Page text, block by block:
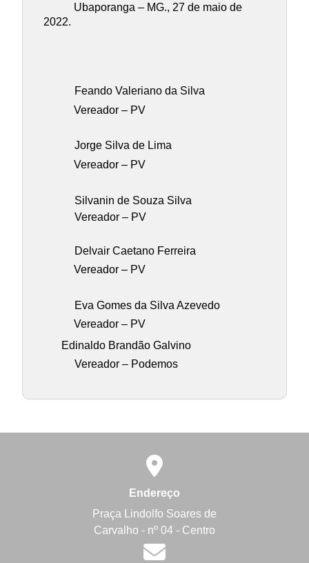
Ubaporanga – MG., 27 de maio de
2022.
Feando Valeriano da Silva
Vereador – PV
Jorge Silva de Lima
Vereador – PV
Silvanin de Souza Silva
Vereador – PV
Delvair Caetano Ferreira
Vereador – PV
Eva Gomes da Silva Azevedo
Vereador – PV
Edinaldo Brandão Galvino
Vereador – Podemos
Endereço
Praça Lindolfo Soares de
Carvalho - nº 04 - Centro